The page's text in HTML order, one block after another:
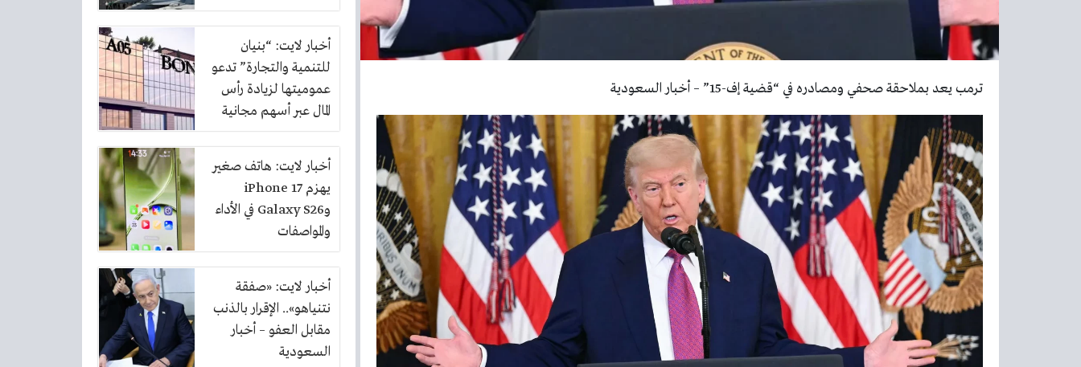
ترمب يعد بملاحقة صحفي ومصادره في “قضية إف-15” – أخبار السعودية
أخبار لايت: “بنيان
للتنمية والتجارة” تدعو
عموميتها لزيادة رأس
المال عبر أسهم مجانية
بنسبة 10%
أخبار لايت: هاتف صغير
يهزم iPhone 17
وGalaxy S26 في الأداء
والمواصفات
أخبار لايت: «صفقة
نتنياهو».. الإقرار بالذنب
مقابل العفو – أخبار
السعودية